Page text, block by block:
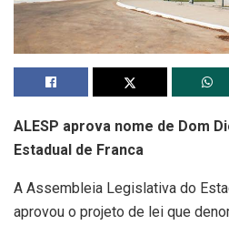
ALESP aprova nome de Dom
Estadual de Franca
A Assembleia Legislativa do
aprovou o projeto de lei que